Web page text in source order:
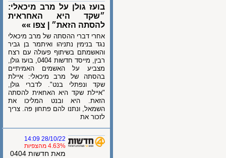
בועז גולן על מרב מיכאלי:
״שקד היא האחראית
להסתה הזאת״ | צפו »»
אחרי דברי ההסתה של מרב מיכאלי
נגד בנימין נתניהו ואיתמר בן גביר
והאשמתם בשיתוף פעולה עם רצח
רבין, מייסד חדשות 0404, בועז גולן,
מצביע על האשמים האמיתיים
בהסתה של מרב מיכאלי: איילת
שקד ונפתלי בנט". לדברי גולן,
"איילת שקד היא האחאית להסתה
הזאת. היא ובנט המליכו את
השמאל, ונתנו להם פתחון פה. צריך
לזכור את
28/10/22 14:09
4.63% מהצפיות
מאת חדשות 0404